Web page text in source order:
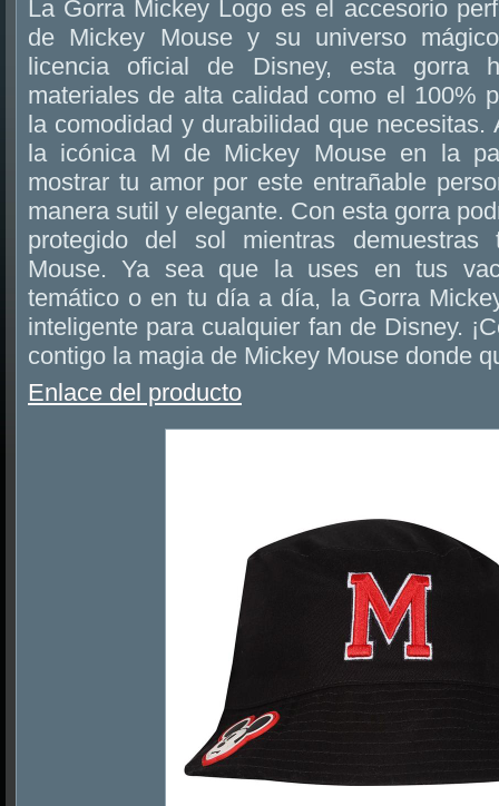
La Gorra Mickey Logo es el accesorio
de Mickey Mouse y su universo
licencia oficial de Disney, esta gorra
materiales de alta calidad como el 100%
la comodidad y durabilidad que
la icónica M de Mickey Mouse en la
mostrar tu amor por este entrañable
manera sutil y elegante. Con esta gorra
protegido del sol mientras
Mouse. Ya sea que la uses en tus
temático o en tu día a día, la Gorra
inteligente para cualquier fan de Disney.
contigo la magia de Mickey Mouse donde
Enlace del producto